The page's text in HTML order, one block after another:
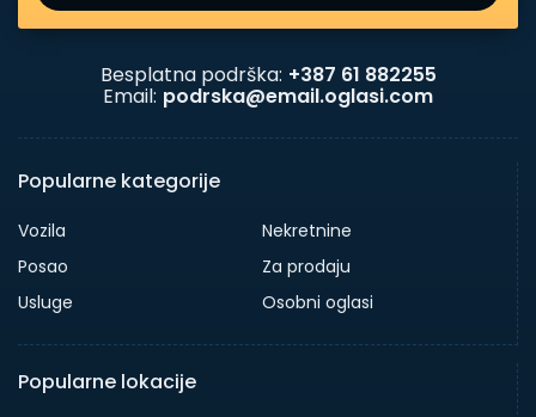
Besplatna podrška: +387 61 882255
Email: podrska@email.oglasi.com
Popularne kategorije
Vozila
Nekretnine
Posao
Za prodaju
Usluge
Osobni oglasi
Popularne lokacije